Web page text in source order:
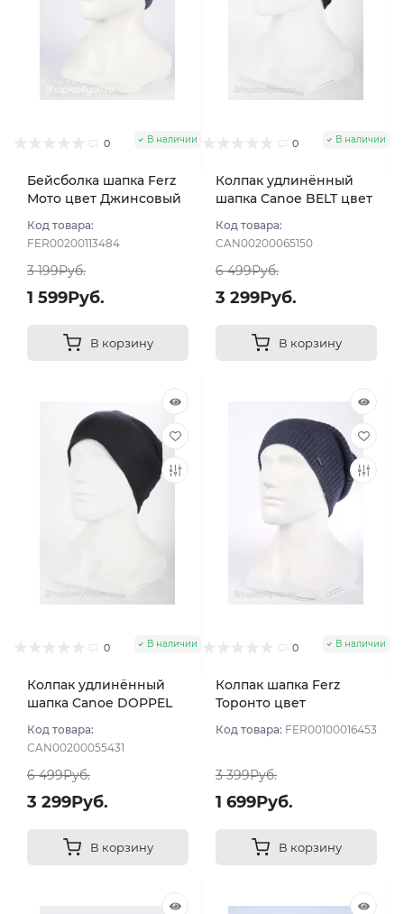
0 В наличии
Бейсболка шапка Ferz
Мото цвет Джинсовый
Код товара:
FER00200113484
3 199Руб.
1 599Руб.
В корзину
0 В наличии
Колпак удлинённый
шапка Canoe BELT цвет
Код товара:
CAN00200065150
6 499Руб.
3 299Руб.
В корзину
0 В наличии
Колпак удлинённый
шапка Canoe DOPPEL
Код товара:
CAN00200055431
6 499Руб.
3 299Руб.
В корзину
0 В наличии
Колпак шапка Ferz
Торонто цвет
Код товара: FER00100016453
3 399Руб.
1 699Руб.
В корзину